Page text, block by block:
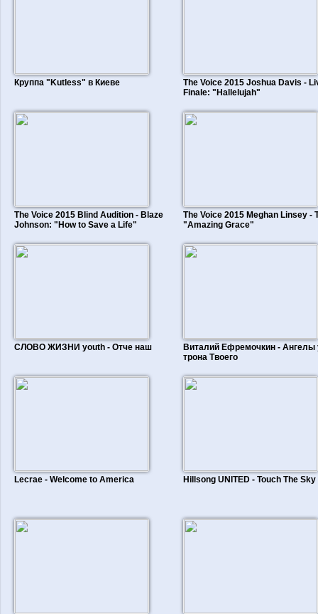
Круппа "Kutless" в Киеве
The Voice 2015 Joshua Davis -
Finale: "Hallelujah"
The Voice 2015 Blind Audition - Blaze
Johnson: "How to Save a Life"
The Voice 2015 Meghan Linsey -
"Amazing Grace"
СЛОВО ЖИЗНИ youth - Отче наш
Виталий Ефремочкин - Ангелы
трона Твоего
Lecrae - Welcome to America Hillsong UNITED - Touch The Sky